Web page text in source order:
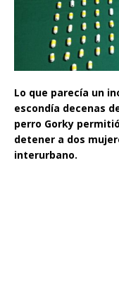
Lo que parecía un
escondía decenas
perro Gorky
detener a dos
interurbano.